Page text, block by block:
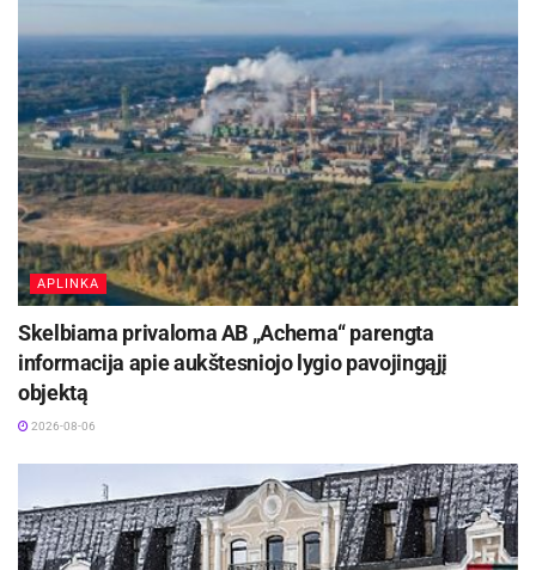
Šaltinis: Jonavos rajono savivaldybė
APLINKA
Skelbiama privaloma AB „Achema“ parengta
informacija apie aukštesniojo lygio pavojingąjį
objektą
2026-08-06